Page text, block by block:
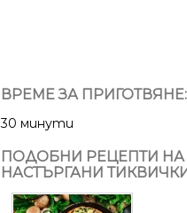
ВРЕМЕ ЗА ПРИГОТВЯНЕ:
30 минути
ПОДОБНИ РЕЦЕПТИ НА
НАСТЪРГАНИ